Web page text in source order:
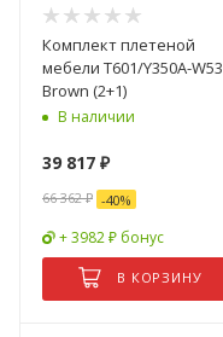
Комплект плетеной
мебели T601/Y350A-W53
Brown (2+1)
В наличии
39 817 ₽
66 362₽ -40%
+ 3982 ₽ бонус
В КОРЗИНУ